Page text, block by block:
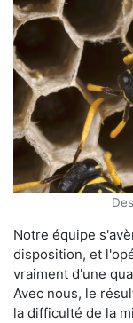
Notre équipe
disposition, et
vraiment d'une
Avec nous, le
la difficulté de la